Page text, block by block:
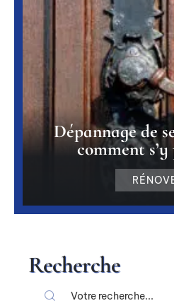
Dépannage de
comment
Recherche